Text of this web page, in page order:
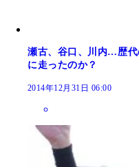
瀬古、谷口、川内…歴
に走ったのか？
2014年12月31日 06:00